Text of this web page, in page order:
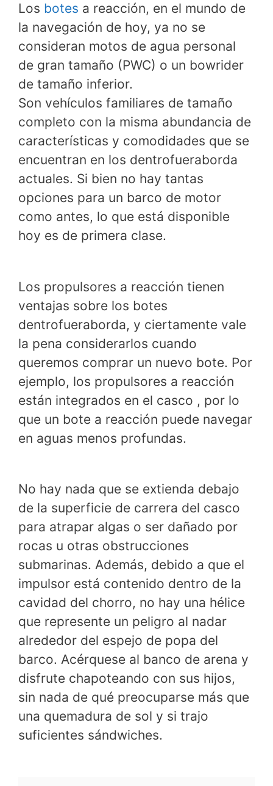
Los botes a reacción, en el mundo de
la navegación de hoy, ya no se
consideran motos de agua personal
de gran tamaño (PWC) o un bowrider
de tamaño inferior.
Son vehículos familiares de tamaño
completo con la misma abundancia de
características y comodidades que se
encuentran en los dentrofueraborda
actuales. Si bien no hay tantas
opciones para un barco de motor
como antes, lo que está disponible
hoy es de primera clase.
Los propulsores a reacción tienen
ventajas sobre los botes
dentrofueraborda, y ciertamente vale
la pena considerarlos cuando
queremos comprar un nuevo bote. Por
ejemplo, los propulsores a reacción
están integrados en el casco , por lo
que un bote a reacción puede navegar
en aguas menos profundas.
No hay nada que se extienda debajo
de la superficie de carrera del casco
para atrapar algas o ser dañado por
rocas u otras obstrucciones
submarinas. Además, debido a que el
impulsor está contenido dentro de la
cavidad del chorro, no hay una hélice
que represente un peligro al nadar
alrededor del espejo de popa del
barco. Acérquese al banco de arena y
disfrute chapoteando con sus hijos,
sin nada de qué preocuparse más que
una quemadura de sol y si trajo
suficientes sándwiches.